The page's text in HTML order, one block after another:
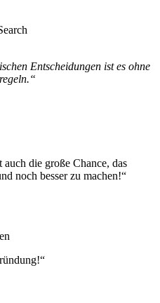
Entscheidungen ist es ohne
die große Chance, das
noch besser zu machen!“